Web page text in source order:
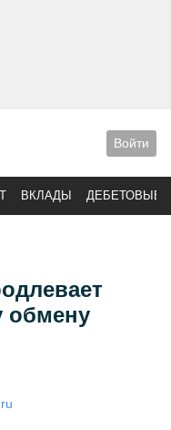
Войти
ВКЛАДЫ ДЕБЕТОВЫЕ
обмену